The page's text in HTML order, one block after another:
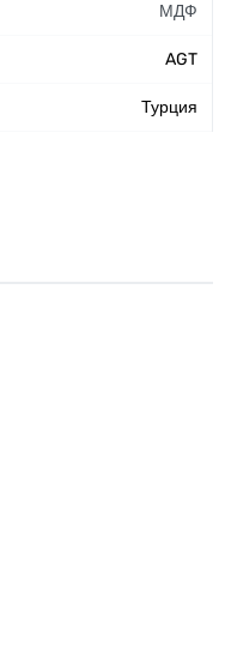
МДФ
AGT
Турция